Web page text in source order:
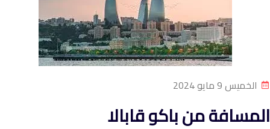
الخميس 9 مايو 2024
المسافة من باكو قابالا